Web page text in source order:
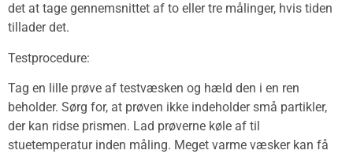
det at tage gennemsnittet af to eller tre målinger, hvis tiden
tillader det.
Testprocedure:
Tag en lille prøve af testvæsken og hæld den i en ren
beholder. Sørg for, at prøven ikke indeholder små partikler,
der kan ridse prismen. Lad prøverne køle af til
stuetemperatur inden måling. Meget varme væsker kan få